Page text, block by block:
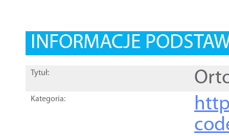
INFORMACJE
Tytuł:
Kategoria: